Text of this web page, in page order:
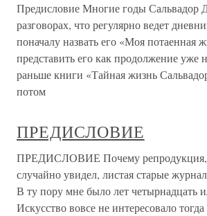
Предисловие Многие годы Сальвадор
разговорах, что регулярно ведет
поначалу назвать его «Моя потаенная
представить его как продолжение уже
раньше книги «Тайная жизнь
потом
ПРЕДИСЛОВИЕ
ПРЕДИСЛОВИЕ Почему репродукция,
случайно увидел, листая старые
В ту пору мне было лет четырнадцать
Искусство вовсе не интересовало